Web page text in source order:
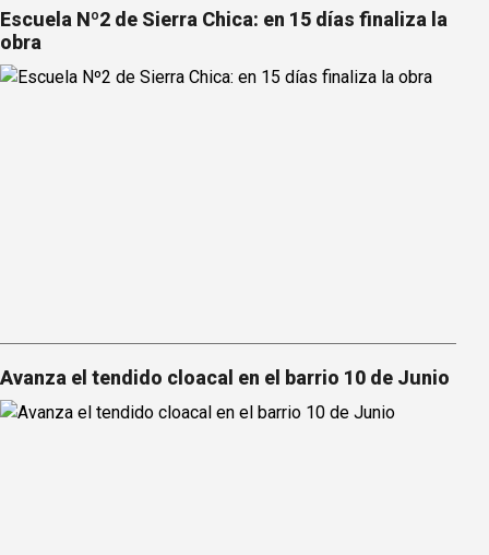
Escuela Nº2 de Sierra Chica: en 15 días finaliza la
obra
Avanza el tendido cloacal en el barrio 10 de Junio